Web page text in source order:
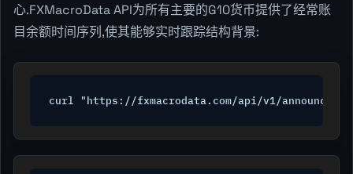
心.FXMacroData API为所有主要的G10货币提供了经常账
目余额时间序列,使其能够实时跟踪结构背景:
curl "https://fxmacrodata.com/api/v1/